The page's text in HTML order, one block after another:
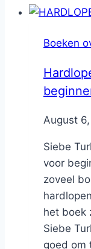
Boeken
ByNicole
August
Siebe
voor
zoveel
het boek
Siebe
goed om